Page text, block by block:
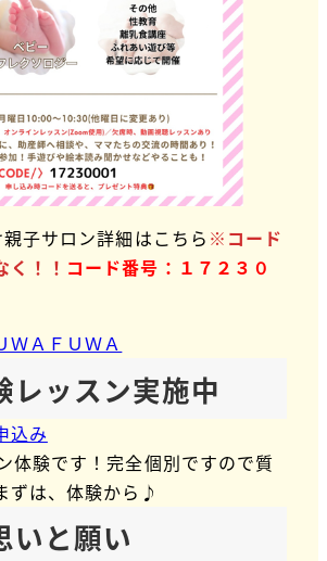
子サロン詳細はこちら ※コード
！！ コード番号：１７２３０
ＷＡＦＵＷＡ
レッスン実施中
込み
体験です！完全個別ですので質
ずは、体験から♪
いと願い